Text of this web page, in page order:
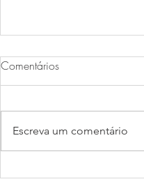
Mignon “Syrian Pepper”
Comentários
Escreva um comentário